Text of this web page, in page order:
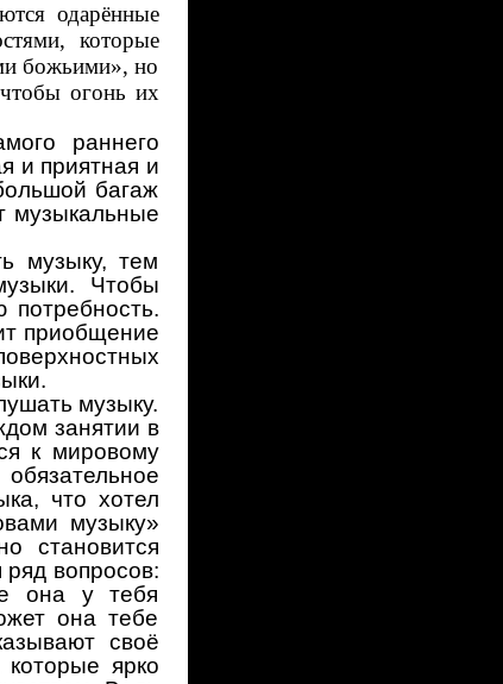
одарённые
которые
божьими», но
огонь их
раннего
и приятная и
багаж
музыкальные
музыку, тем
Чтобы
потребность.
приобщение
музыку.
занятии в
к мировому
что хотел
музыку»
становится
вопросов:
она у тебя
она тебе
своё
ярко